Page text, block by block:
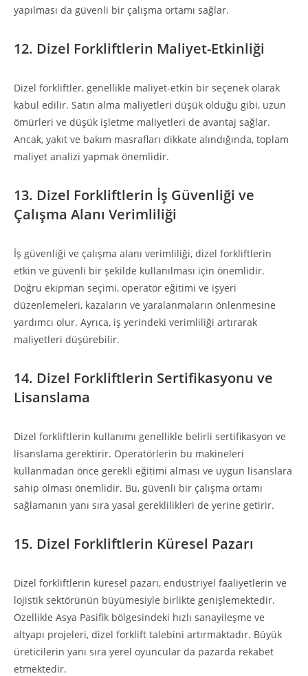
yapılması da güvenli bir çalışma ortamı sağlar.
12. Dizel Forkliftlerin Maliyet-Etkinliği
Dizel forkliftler, genellikle maliyet-etkin bir seçenek olarak
kabul edilir. Satın alma maliyetleri düşük olduğu gibi, uzun
ömürleri ve düşük işletme maliyetleri de avantaj sağlar.
Ancak, yakıt ve bakım masrafları dikkate alındığında, toplam
maliyet analizi yapmak önemlidir.
13. Dizel Forkliftlerin İş Güvenliği ve
Çalışma Alanı Verimliliği
İş güvenliği ve çalışma alanı verimliliği, dizel forkliftlerin
etkin ve güvenli bir şekilde kullanılması için önemlidir.
Doğru ekipman seçimi, operatör eğitimi ve işyeri
düzenlemeleri, kazaların ve yaralanmaların önlenmesine
yardımcı olur. Ayrıca, iş yerindeki verimliliği artırarak
maliyetleri düşürebilir.
14. Dizel Forkliftlerin Sertifikasyonu ve
Lisanslama
Dizel forkliftlerin kullanımı genellikle belirli sertifikasyon ve
lisanslama gerektirir. Operatörlerin bu makineleri
kullanmadan önce gerekli eğitimi alması ve uygun lisanslara
sahip olması önemlidir. Bu, güvenli bir çalışma ortamı
sağlamanın yanı sıra yasal gereklilikleri de yerine getirir.
15. Dizel Forkliftlerin Küresel Pazarı
Dizel forkliftlerin küresel pazarı, endüstriyel faaliyetlerin ve
lojistik sektörünün büyümesiyle birlikte genişlemektedir.
Özellikle Asya Pasifik bölgesindeki hızlı sanayileşme ve
altyapı projeleri, dizel forklift talebini artırmaktadır. Büyük
üreticilerin yanı sıra yerel oyuncular da pazarda rekabet
etmektedir.